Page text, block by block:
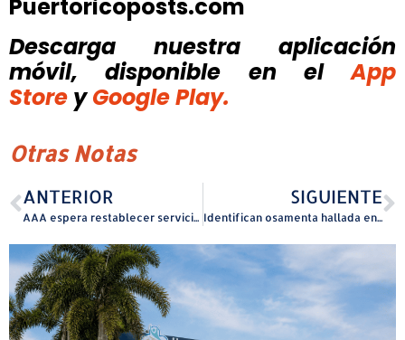
Puertoricoposts.com
Descarga nuestra aplicación
móvil, disponible
en el
App
Store y Google Play.
Otras Notas
ANTERIOR
AAA espera restablecer servicio de agua antes del Día de los Padres tras avería en Bayamón
SIGUIENTE
Identifican osamenta hallada en Juncos como la de adulto mayor desaparecido